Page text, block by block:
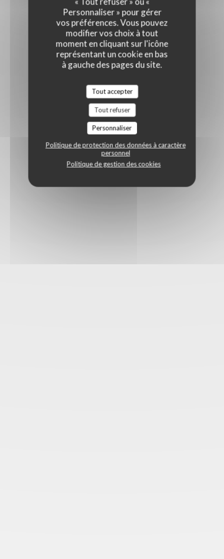
Personnaliser » pour gérer
vos préférences. Vous pouvez
modifier vos choix à tout
moment en cliquant sur l'icône
représentant un cookie en bas
à gauche des pages du site.
Tout accepter
Tout refuser
Personnaliser
Politique de protection des données à caractère
personnel
Politique de gestion des cookies